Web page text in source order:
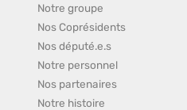
Notre groupe
Nos Coprésidents
Nos député.e.s
Notre personnel
Nos partenaires
Notre histoire